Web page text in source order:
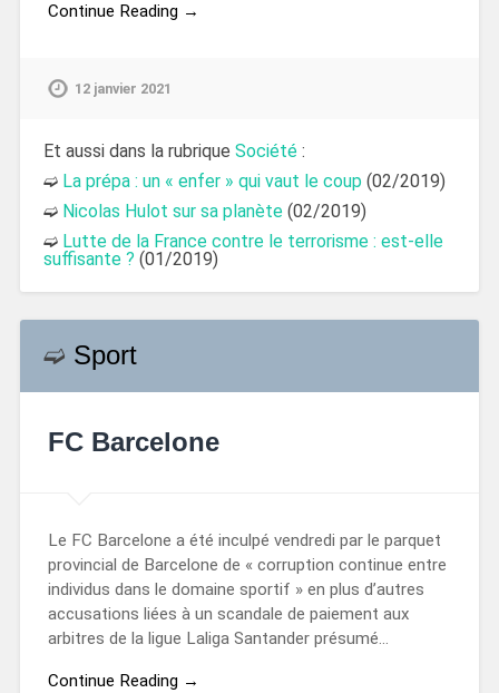
Continue Reading →
12 janvier 2021
Et aussi dans la rubrique Société:
➫ La prépa : un « enfer » qui vaut le coup(02/2019)
➫ Nicolas Hulot sur sa planète(02/2019)
➫ Lutte de la France contre le terrorisme : est-elle
suffisante ? (01/2019)
➫ Sport
FC Barcelone
Le FC Barcelone a été inculpé vendredi par le parquet
provincial de Barcelone de « corruption continue entre
individus dans le domaine sportif » en plus d’autres
accusations liées à un scandale de paiement aux
arbitres de la ligue Laliga Santander présumé…
Continue Reading →